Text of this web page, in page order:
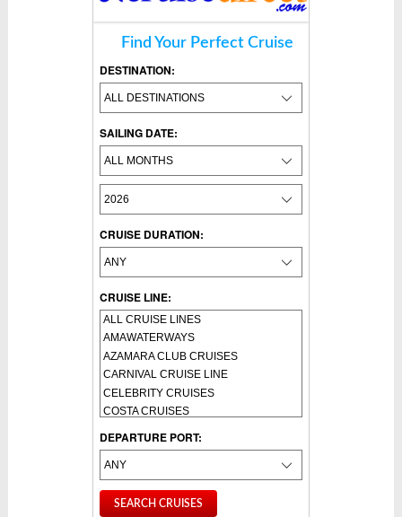
Find Your Perfect Cruise
DESTINATION:
SAILING DATE:
CRUISE DURATION:
CRUISE LINE:
DEPARTURE PORT: